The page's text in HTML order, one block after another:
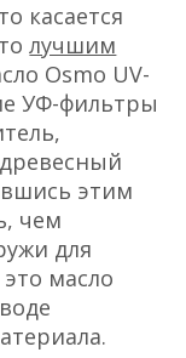
касается
лучшим
Osmo UV-
УФ-фильтры
этим
чем
для
масло